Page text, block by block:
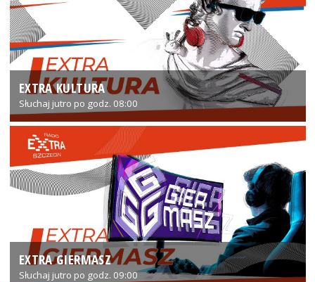
EXTRA KULTURA
Słuchaj jutro po godz. 08:00
EXTRA GIERMASZ
Słuchaj jutro po godz. 09:00